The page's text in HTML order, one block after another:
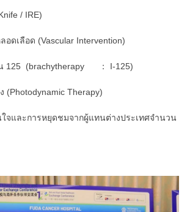
/ IRE)
เลือด (Vascular Intervention)
(brachytherapy ： I-125)
Therapy)
ละการหยุดชมจากผู้แทนต่างประเทศจำนวน